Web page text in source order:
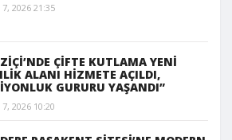
2026 21:35
ÇİFTE KUTLAMA YENİ
ALANI HİZMETE AÇILDI,
GURURU YAŞANDI”
2026 10:20